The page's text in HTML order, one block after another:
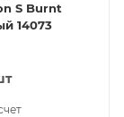
S Burnt
14073